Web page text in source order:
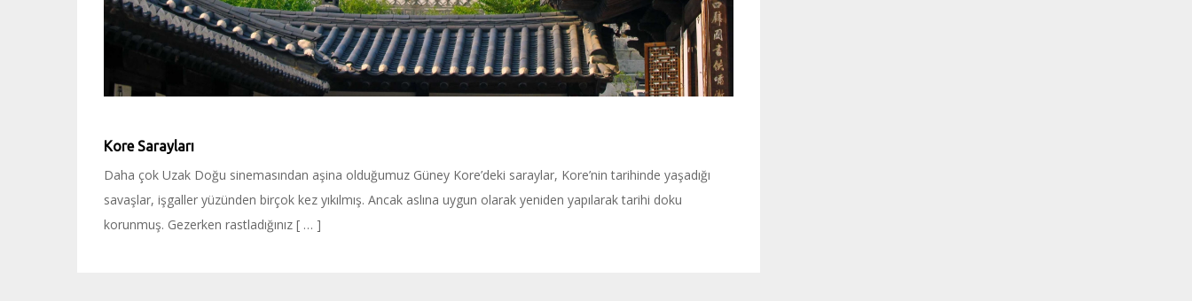
Kore Sarayları
Daha çok Uzak Doğu sinemasından aşina olduğumuz Güney Kore’deki saraylar, Kore’nin tarihinde yaşadığı
savaşlar, işgaller yüzünden birçok kez yıkılmış. Ancak aslına uygun olarak yeniden yapılarak tarihi doku
korunmuş. Gezerken rastladığınız [ … ]